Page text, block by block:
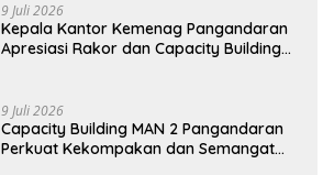
9 Juli 2026
Kepala Kantor Kemenag Pangandaran
Apresiasi Rakor dan Capacity Building
9 Juli 2026
Capacity Building MAN 2 Pangandaran
Perkuat Kekompakan dan Semangat